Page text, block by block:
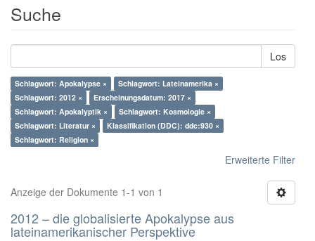
Suche
Los
Schlagwort: Apokalypse ×
Schlagwort: Lateinamerika ×
Schlagwort: 2012 ×
Erscheinungsdatum: 2017 ×
Schlagwort: Apokalyptik ×
Schlagwort: Kosmologie ×
Schlagwort: Literatur ×
Klassifikation (DDC): ddc:930 ×
Schlagwort: Religion ×
Erweiterte Filter
Anzeige der Dokumente 1-1 von 1
2012 – die globalisierte Apokalypse aus
lateinamerikanischer Perspektive